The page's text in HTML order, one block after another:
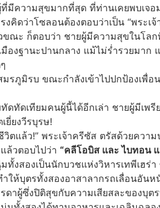
มีความสุขมากที่สุด ที่ท่านเคยพบเจอ
คิดว่าโซลอนต้องตอบว่าเป็น “พระเ
ณะ ก็ตอบว่า ชายผู้มีความสุขในโลก
มืองฐานะปานกลาง แม้ไม่ร่ำรวยมา
มรภูมิรบ ขณะกำลังเข้าไปปกป้องเพื่อ
ดทัดเทียมคนผู้นี้ได้อีกเล่า ชายผู้มีเ
ยี่ยงวีรบุรษ!
วิตแล้ว!” พระเจ้าครีซัส ตรัสด้วยคว
ล้วตอบไปว่า “คลีโอบิส และ ไบทอน
งสองเป็นนักบวชแห่งวิหารเทพีเฮร่
ให้บุตรทั้งสองอาสาลากรถเลื่อนอันห
ดาผู้ซึ่งปิติสุขกับความเสียสละของบุ